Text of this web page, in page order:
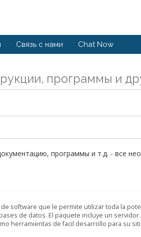
Связь с нами Chat Now
программы и
программы и т.д. - все
software que le permite utilizar toda la
de datos. El paquete incluye un
herramientas de facil desarrollo para su